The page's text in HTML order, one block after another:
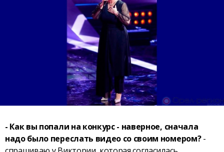
- Как вы попали на конкурс - наверное, сначала
надо было переслать видео со своим номером?-